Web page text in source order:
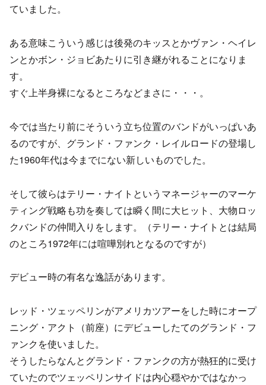
ていました。
ある意味こういう感じは後発のキッスとかヴァン・ヘイレ
ンとかボン・ジョビあたりに引き継がれることになりま
す。
すぐ上半身裸になるところなどまさに・・・。
今では当たり前にそういう立ち位置のバンドがいっぱいあ
るのですが、グランド・ファンク・レイルロードの登場し
た1960年代は今までにない新しいものでした。
そして彼らはテリー・ナイトというマネージャーのマーケ
ティング戦略も功を奏しては瞬く間に大ヒット、大物ロッ
クバンドの仲間入りをします。（テリー・ナイトとは結局
のところ1972年には喧嘩別れとなるのですが）
デビュー時の有名な逸話があります。
レッド・ツェッペリンがアメリカツアーをした時にオープ
ニング・アクト（前座）にデビューしたてのグランド・フ
ァンクを使いました。
そうしたらなんとグランド・ファンクの方が熱狂的に受け
ていたのでツェッペリンサイドは内心穏やかではなかっ